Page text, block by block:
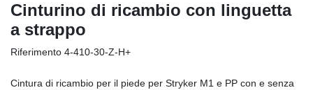
Cinturino di ricambio con linguetta
a strappo
Riferimento 4-410-30-Z-H+
Cintura di ricambio per il piede per Stryker M1 e PP con e senza